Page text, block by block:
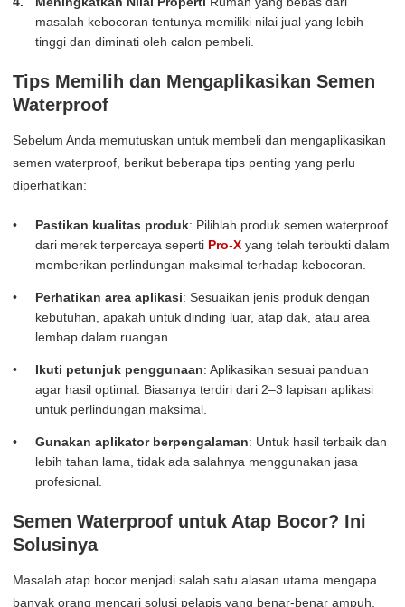
masalah kebocoran tentunya memiliki nilai jual yang lebih
tinggi dan diminati oleh calon pembeli.
Tips Memilih dan Mengaplikasikan Semen
Waterproof
Sebelum Anda memutuskan untuk membeli dan mengaplikasikan
semen waterproof, berikut beberapa tips penting yang perlu
diperhatikan:
Pastikan kualitas produk: Pilihlah produk semen waterproof
dari merek terpercaya seperti Pro-X yang telah terbukti dalam
memberikan perlindungan maksimal terhadap kebocoran.
Perhatikan area aplikasi: Sesuaikan jenis produk dengan
kebutuhan, apakah untuk dinding luar, atap dak, atau area
lembap dalam ruangan.
Ikuti petunjuk penggunaan: Aplikasikan sesuai panduan
agar hasil optimal. Biasanya terdiri dari 2–3 lapisan aplikasi
untuk perlindungan maksimal.
Gunakan aplikator berpengalaman: Untuk hasil terbaik dan
lebih tahan lama, tidak ada salahnya menggunakan jasa
profesional.
Semen Waterproof untuk Atap Bocor? Ini
Solusinya
Masalah atap bocor menjadi salah satu alasan utama mengapa
banyak orang mencari solusi pelapis yang benar-benar ampuh.